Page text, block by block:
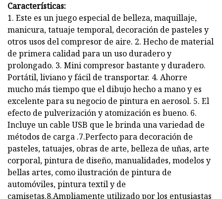
Características:
1. Este es un juego especial de belleza, maquillaje,
manicura, tatuaje temporal, decoración de pasteles y
otros usos del compresor de aire. 2. Hecho de material
de primera calidad para un uso duradero y
prolongado. 3. Mini compresor bastante y duradero.
Portátil, liviano y fácil de transportar. 4. Ahorre
mucho más tiempo que el dibujo hecho a mano y es
excelente para su negocio de pintura en aerosol. 5. El
efecto de pulverización y atomización es bueno. 6.
Incluye un cable USB que le brinda una variedad de
métodos de carga .7.Perfecto para decoración de
pasteles, tatuajes, obras de arte, belleza de uñas, arte
corporal, pintura de diseño, manualidades, modelos y
bellas artes, como ilustración de pintura de
automóviles, pintura textil y de
camisetas.8.Ampliamente utilizado por los entusiastas